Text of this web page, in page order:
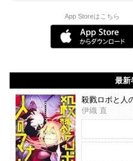
App Storeはこちら
最新
殺戮ロボと人
伊織 直